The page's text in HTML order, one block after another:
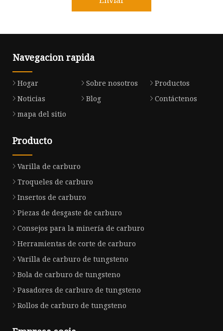
Navegacion rapida
Hogar Sobre nosotros
Productos
Noticias
Blog
Contáctenos
mapa del sitio
Producto
Varilla de carburo
Troqueles de carburo
Insertos de carburo
Piezas de desgaste de carburo
Consejos para la minería de carburo
Herramientas de corte de carburo
Varilla de carburo de tungsteno
Bola de carburo de tungsteno
Pasadores de carburo de tungsteno
Rollos de carburo de tungsteno